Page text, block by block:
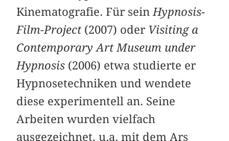
Kinematografie. Für sein Hypnosis-
Film-Project (2007) oder Visiting a
Contemporary Art Museum under
Hypnosis (2006) etwa studierte er
Hypnosetechniken und wendete
diese experimentell an. Seine
Arbeiten wurden vielfach
ausgezeichnet, u.a. mit dem Ars